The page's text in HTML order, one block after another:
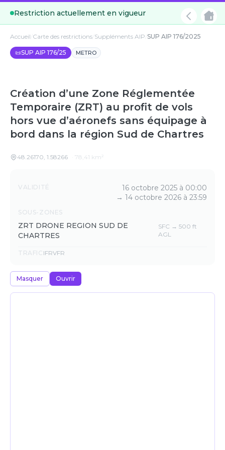
Restriction actuellement en vigueur
Accueil Carte des restrictions Suppléments AIP SUP AIP 176/2025
📜SUP AIP 176/25 METRO
Création d’une Zone Réglementée
Temporaire (ZRT) au profit de vols
hors vue d’aéronefs sans équipage à
bord dans la région Sud de Chartres
48.26170, 1.58266 78,41 km²
Détails
VALIDITÉ
16 octobre 2025 à 00:00
→ 14 octobre 2026 à 23:59
SOUS-ZONES
ZRT DRONE REGION SUD DE
CHARTRES
SFC → 500 ft
AGL
TRAFIC IFRVFR
Masquer Ouvrir